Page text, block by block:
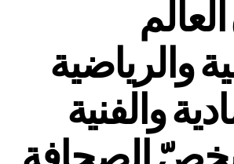
والرياضية
والفنية